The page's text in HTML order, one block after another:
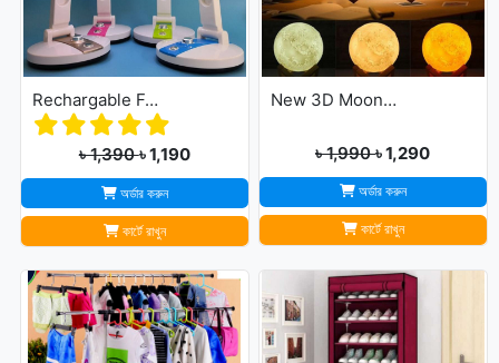
Rechargable Folding Table Fan With LED Light
৳ 1,390৳ 1,190
অর্ডার করুন
কার্টে রাখুন
New 3D Moon Lamp 16 Colors Remote & Touching system
৳ 1,990৳ 1,290
অর্ডার করুন
কার্টে রাখুন